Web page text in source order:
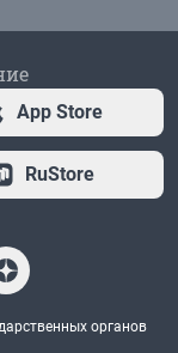
App Store
RuStore
органов